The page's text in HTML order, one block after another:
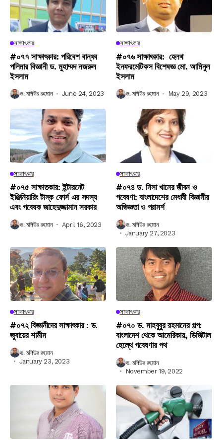
সাক্ষাৎকার
#০৭৭ সাক্ষাৎকার: পরিবেশ বান্ধব
পলিমার বিজ্ঞানী ড. মুহাম্মদ নজরুল
ইসলাম
ড. মশিউর রহমান June 24, 2023
সাক্ষাৎকার
#০৭৬ সাক্ষাৎকার: হেলথ
ইনফরমেটিকস বিশেষজ্ঞ মো. আমিনুল
ইসলাম
ড. মশিউর রহমান May 29, 2023
সাক্ষাৎকার
#০৭৫ সাক্ষাতকার: ইন্টারনেট
ইঞ্জিনিয়ারিং টাস্ক ফোর্স এর সদস্য
এবং গবেষক জাহেদুজ্জামান সরকার
ড. মশিউর রহমান April 16, 2023
সাক্ষাৎকার
#০৭৪ ড. নিসা খানের জীবন ও
গবেষণা: বাংলাদেশের মেধাবী বিজ্ঞানীর
অভিজ্ঞতা ও পরামর্শ
ড. মশিউর রহমান
January 27, 2023
সাক্ষাৎকার
#০৭২ বিজ্ঞানীদের সাক্ষাৎকার : ড.
জুবায়ের শামীম
ড. মশিউর রহমান
January 23, 2023
সাক্ষাৎকার
#০৭০ ড. মাহবুবুর রহমানের গল্প:
বাংলাদেশ থেকে আমেরিকায়, ডিজিটাল
হেল্থে গবেষণার পথ
ড. মশিউর রহমান
November 19, 2022